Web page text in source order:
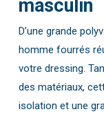
masculin
D’une grande
homme fourrés
votre dressing.
des matériaux,
isolation et une